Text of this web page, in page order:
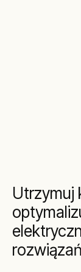
Utrzymuj